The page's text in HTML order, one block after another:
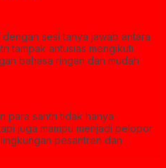
sesi tanya jawab antara
tampak antusias mengikuti
bahasa ringan dan mudah
para santri tidak hanya
juga mampu menjadi pelopor
pesantren dan